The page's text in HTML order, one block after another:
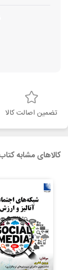
تضمین اصالت کالا